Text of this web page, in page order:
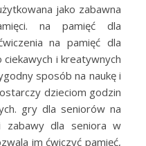
jako zabawna
na pamięć dla
na pamięć dla
i kreatywnych
sposób na naukę i
dzieciom godzin
gry dla seniorów na
zabawy dla seniora w
im ćwiczyć pamięć,